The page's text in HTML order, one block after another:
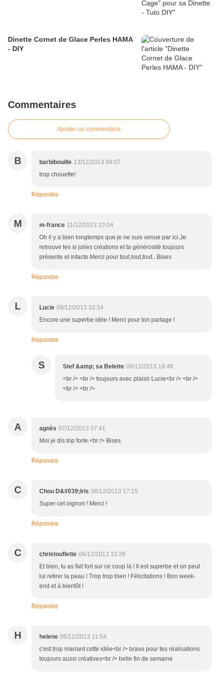
Dinette Cornet de Glace Perles HAMA
- DIY
Commentaires
Ajouter un commentaire
B barbibouille 13/12/2013 09:07
trop chouette!
Répondre
M m-france 11/12/2013 10:04
Oh il y a bien longtemps que je ne suis venue par ici.Je
retrouve tes si jolies créations et ta générosité toujours
présente et intacte.Merci pour tout,tout,tout...Bises
Répondre
L Lucie 09/12/2013 10:34
Encore une superbe idée ! Merci pour ton partage !
Répondre
S Stef &amp; sa Belette 09/12/2013 18:48
<br /> <br /> toujours avec plaisir Lucie<br /> <br />
<br /> <br />
A agnès 07/12/2013 07:41
Moi je dis top forte.<br /> Bises
Répondre
C Chou D&#039;Iris 06/12/2013 17:15
Super cet oignon ! Merci !
Répondre
C christouflette 06/12/2013 15:26
Et bien, tu as fait fort sur ce coup là ! Il est superbe et on peut
lui retirer la peau ! Trop trop bien ! Félicitations ! Bon week-
end et à bientôt !
Répondre
H helene 06/12/2013 11:54
c'est trop marrant cette idée<br /> bravo pour tes réalisations
toujours aussi créatives<br /> belle fin de semaine